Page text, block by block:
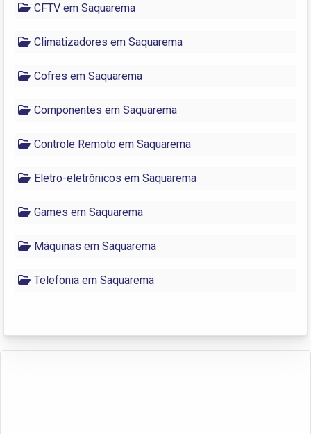
CFTV em Saquarema
Climatizadores em Saquarema
Cofres em Saquarema
Componentes em Saquarema
Controle Remoto em Saquarema
Eletro-eletrônicos em Saquarema
Games em Saquarema
Máquinas em Saquarema
Telefonia em Saquarema